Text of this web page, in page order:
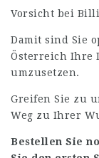
Vorsicht bei
Damit sind Sie
Österreich Ihre
umzusetzen.
Greifen Sie zu
Weg zu Ihrer
Bestellen Sie